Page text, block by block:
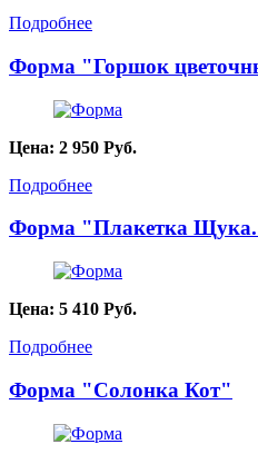
Подробнее
Форма "Горшок
Цена: 2 950 Руб.
Подробнее
Форма "Плакетка
Цена: 5 410 Руб.
Подробнее
Форма "Солонка Кот"